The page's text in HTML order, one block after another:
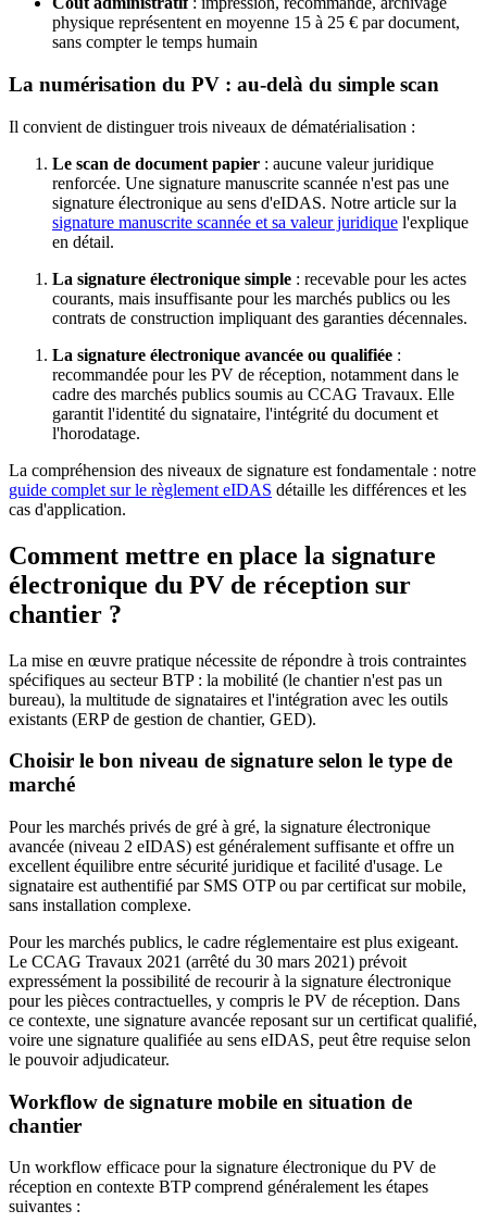
physique représentent en moyenne 15 à 25 € par document,
sans compter le temps humain
La numérisation du PV : au-delà du simple scan
Il convient de distinguer trois niveaux de dématérialisation :
Le scan de document papier : aucune valeur juridique
renforcée. Une signature manuscrite scannée n'est pas une
signature électronique au sens d'eIDAS. Notre article sur la
signature manuscrite scannée et sa valeur juridique l'explique
en détail.
La signature électronique simple : recevable pour les actes
courants, mais insuffisante pour les marchés publics ou les
contrats de construction impliquant des garanties décennales.
La signature électronique avancée ou qualifiée :
recommandée pour les PV de réception, notamment dans le
cadre des marchés publics soumis au CCAG Travaux. Elle
garantit l'identité du signataire, l'intégrité du document et
l'horodatage.
La compréhension des niveaux de signature est fondamentale : notre
guide complet sur le règlement eIDAS détaille les différences et les
cas d'application.
Comment mettre en place la signature
électronique du PV de réception sur
chantier ?
La mise en œuvre pratique nécessite de répondre à trois contraintes
spécifiques au secteur BTP : la mobilité (le chantier n'est pas un
bureau), la multitude de signataires et l'intégration avec les outils
existants (ERP de gestion de chantier, GED).
Choisir le bon niveau de signature selon le type de
marché
Pour les marchés privés de gré à gré, la signature électronique
avancée (niveau 2 eIDAS) est généralement suffisante et offre un
excellent équilibre entre sécurité juridique et facilité d'usage. Le
signataire est authentifié par SMS OTP ou par certificat sur mobile,
sans installation complexe.
Pour les marchés publics, le cadre réglementaire est plus exigeant.
Le CCAG Travaux 2021 (arrêté du 30 mars 2021) prévoit
expressément la possibilité de recourir à la signature électronique
pour les pièces contractuelles, y compris le PV de réception. Dans
ce contexte, une signature avancée reposant sur un certificat qualifié,
voire une signature qualifiée au sens eIDAS, peut être requise selon
le pouvoir adjudicateur.
Workflow de signature mobile en situation de
chantier
Un workflow efficace pour la signature électronique du PV de
réception en contexte BTP comprend généralement les étapes
suivantes :